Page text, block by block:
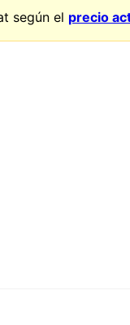
según el precio